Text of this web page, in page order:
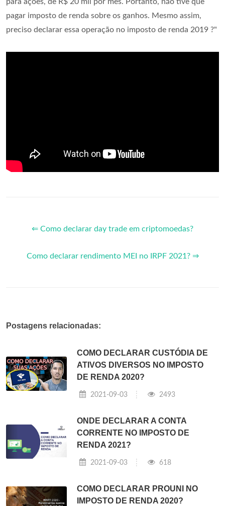
pagar imposto de renda sobre os ganhos. Mesmo assim,
preciso declarar essa operação no imposto de renda 2019 ?"
⇐ Como declarar day trade em criptomoedas?
Como declarar rendimento MEI no IRPF 2021? ⇒
Postagens relacionadas:
COMO DECLARAR CUSTÓDIA DE
ATIVOS DIVERSOS NO IMPOSTO
DE RENDA 2020?
2021-09-03 2493
ONDE DECLARAR A CONTA
CORRENTE NO IMPOSTO DE
RENDA 2021?
2021-09-03 618
COMO DECLARAR PROUNI NO
IMPOSTO DE RENDA 2020?